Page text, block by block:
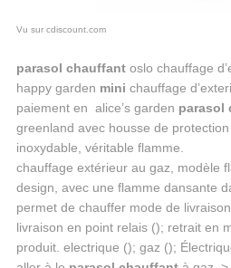
Vu sur cdiscount.com
parasol chauffantoslo chauffage
happy garden mini chauffage
paiement en alice’s garden parasol
greenland avec housse de
inoxydable, véritable flamme.
chauffage extérieur au gaz, modèle
design, avec une flamme dansante
permet de chauffer mode de
livraison en point relais (); retrait en
produit. electrique (); gaz ();